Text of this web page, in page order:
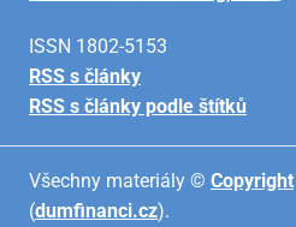
ISSN 1802-5153
RSS s články
RSS s články podle štítků
Všechny materiály © Copyright
(dumfinanci.cz).